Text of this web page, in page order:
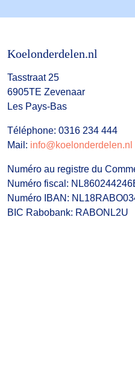
Koelonderdelen.nl
Tasstraat 25
6905TE Zevenaar
Les Pays-Bas
Téléphone: 0316 234 444
Mail: info@koelonderdelen.nl
Numéro au registre du
Numéro fiscal:
Numéro IBAN:
BIC Rabobank: RABONL2U